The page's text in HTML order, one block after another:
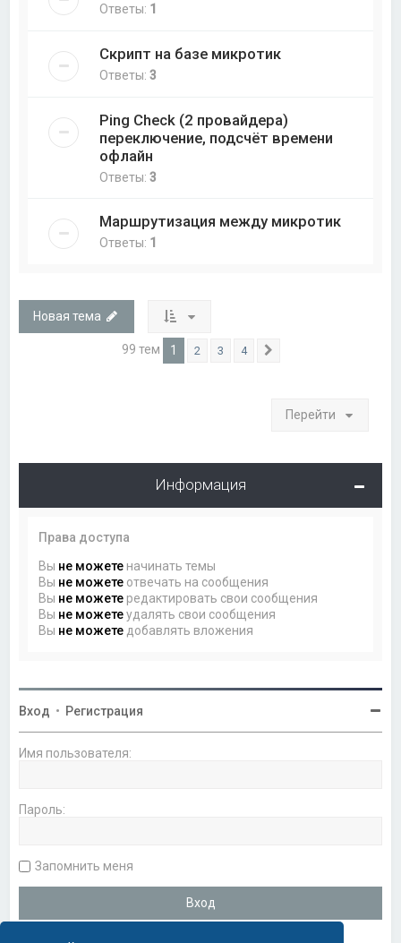
Ответы: 1
Скрипт на базе микротик
Ответы:3
Ping Check (2 провайдера)
переключение, подсчёт времени
офлайн
Ответы:3
Маршрутизация между микротик
Ответы: 1
Новая тема
99 тем 1 2 3 4
Перейти
Информация
Права доступа
Вы не можете начинать темы
Вы не можете отвечать на сообщения
Вы не можете редактировать свои сообщения
Вы не можетеудалять свои сообщения
Вы не можете добавлять вложения
Вход • Регистрация
Имя пользователя:
Пароль:
Запомнить меня